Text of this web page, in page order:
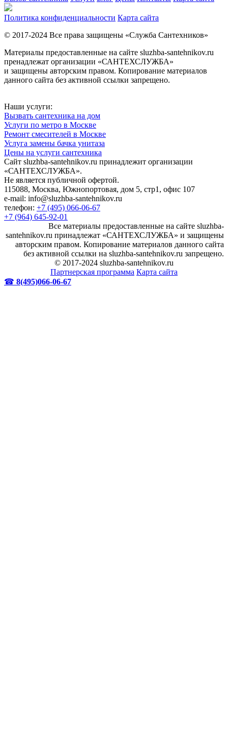
Политика конфиденциальности Карта сайта
© 2017-2024 Все права защищены «Служба Сантехников»
Материалы предоставленные на сайте sluzhba-santehnikov.ru
пренадлежат организации «САНТЕХСЛУЖБА»
и защищены авторским правом. Копирование материалов
данного сайта без активной ссылки запрещено.
Наши услуги:
Вызвать сантехника на дом
Услуги по метро в Москве
Ремонт смесителей в Москве
Услуга замены бачка унитаза
Цены на услуги сантехника
Сайт sluzhba-santehnikov.ru принадлежит организации
«САНТЕХСЛУЖБА».
Не является публичной офертой.
115088, Москва, Южнопортовая, дом 5, стр1, офис 107
e-mail: info@sluzhba-santehnikov.ru
телефон: +7 (495) 066-06-67
+7 (964) 645-92-01
Все материалы предоставленные на сайте sluzhba-
santehnikov.ru принадлежат «САНТЕХСЛУЖБА» и защищены
авторским правом. Копирование материалов данного сайта
без активной ссылки на sluzhba-santehnikov.ru запрещено.
© 2017-2024 sluzhba-santehnikov.ru
Партнерская программа Карта сайта
☎ 8(495)066-06-67